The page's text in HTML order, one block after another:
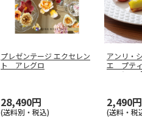
プレゼンテージ エクセレン
ト アレグロ
28,490円
(送料別・税込)
アンリ・
エ プティ
１６個入
2,490円
(送料・税